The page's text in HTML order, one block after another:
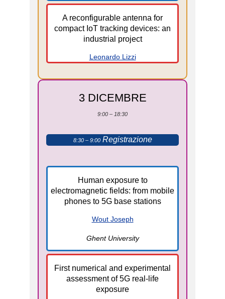
A reconfigurable antenna for
compact IoT tracking devices: an
industrial project
Leonardo Lizzi
3 DICEMBRE
9:00 – 18:30
8:30 – 9:00Registrazione
Human exposure to
electromagnetic fields: from mobile
phones to 5G base stations
Wout Joseph
Ghent University
First numerical and experimental
assessment of 5G real-life
exposure